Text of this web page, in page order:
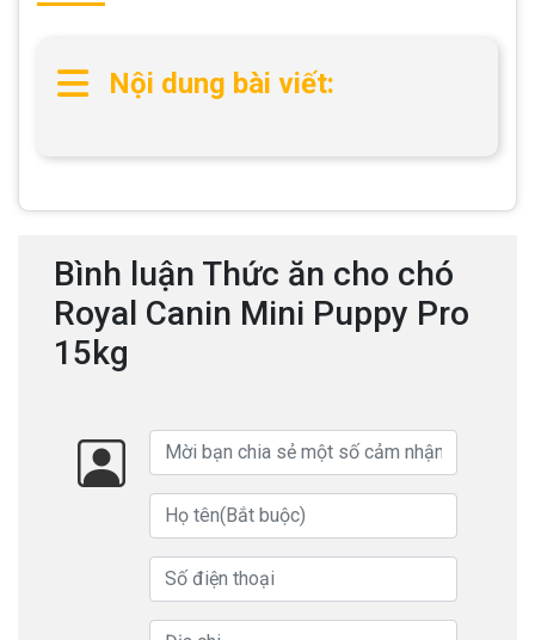
Nội dung bài viết:
Bình luận Thức ăn cho chó
Royal Canin Mini Puppy Pro
15kg